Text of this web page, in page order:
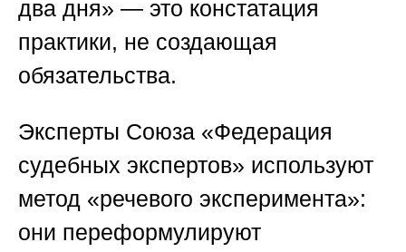
два дня» — это констатация
практики, не создающая
обязательства.
Эксперты Союза «Федерация
судебных экспертов» используют
метод «речевого эксперимента»:
они переформулируют